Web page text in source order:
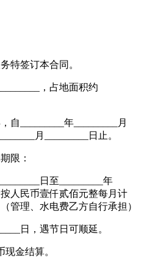
特签订本合同。
，占地面积约
自_________年_________月
月_________日止。
限：
日至_________年
按人民币壹仟贰佰元整每月计
管理、水电费乙方自行承担）
日，遇节日可顺延。
金结算。